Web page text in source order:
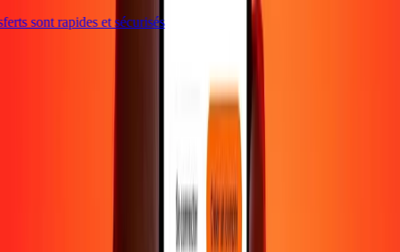
sont rapides et sécurisés